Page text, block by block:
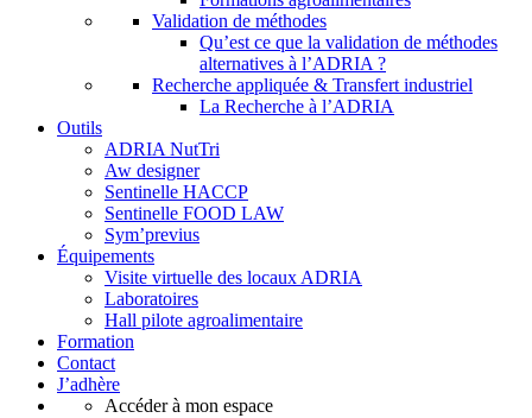
Validation de méthodes
Qu’est ce que la validation de méthodes
alternatives à l’ADRIA ?
Recherche appliquée & Transfert industriel
La Recherche à l’ADRIA
Outils
ADRIA NutTri
Aw designer
Sentinelle HACCP
Sentinelle FOOD LAW
Sym’previus
Équipements
Visite virtuelle des locaux ADRIA
Laboratoires
Hall pilote agroalimentaire
Formation
Contact
J’adhère
Accéder à mon espace